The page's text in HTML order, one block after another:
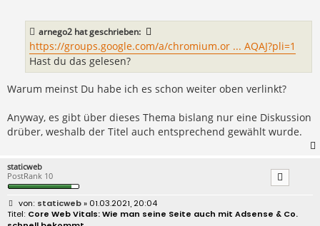
arnego2 hat geschrieben:
https://groups.google.com/a/chromium.or ... AQAJ?pli=1
Hast du das gelesen?
Warum meinst Du habe ich es schon weiter oben verlinkt?
Anyway, es gibt über dieses Thema bislang nur eine Diskussion
drüber, weshalb der Titel auch entsprechend gewählt wurde.
staticweb
PostRank 10
B
e
staticweb» 01.03.2021, 20:04
Core Web Vitals: Wie man seine Seite auch mit Adsense & Co.